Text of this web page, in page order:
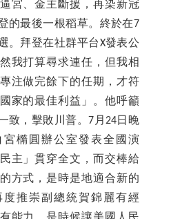
宮、金主斷援，再染新冠
的最後一根稻草。終於在7
。拜登在社群平台X發表公
我打算尋求連任，但我相
注做完餘下的任期，才符
家的最佳利益」。他呼籲
致，擊敗川普。7月24日晚
宮橢圓辦公室發表全國演
主」貫穿全文，而交棒給
方式，是時是地適合新的
度推崇副總統賀錦麗有經